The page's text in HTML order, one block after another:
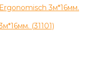
(31101)